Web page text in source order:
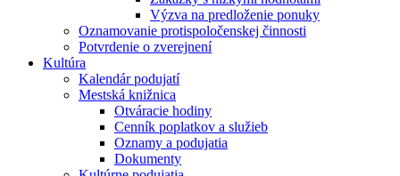
Výzva na predloženie ponuky
Oznamovanie protispoločenskej činnosti
Potvrdenie o zverejnení
Kultúra
Kalendár podujatí
Mestská knižnica
Otváracie hodiny
Cenník poplatkov a služieb
Oznamy a podujatia
Dokumenty